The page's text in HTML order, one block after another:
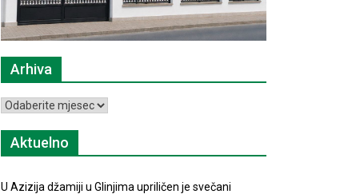
Arhiva
Arhiva
Aktuelno
U Azizija džamiji u Glinjima upriličen je svečani